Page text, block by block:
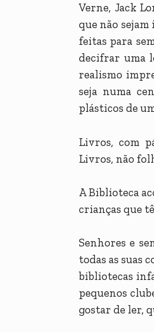
Verne, Jack
que não sejam
feitas para
decifrar uma
realismo
seja numa
plásticos de
Livros, com
Livros, não
A Biblioteca
crianças que
Senhores e
todas as suas
bibliotecas
pequenos
gostar de ler,